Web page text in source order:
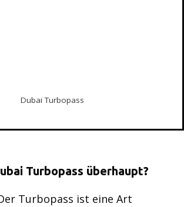
Dubai Turbopass
Turbopass überhaupt?
Turbopass ist eine Art